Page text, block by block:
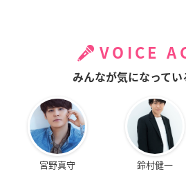
VOICE
みんなが気になってい
宮野真守 鈴村健一